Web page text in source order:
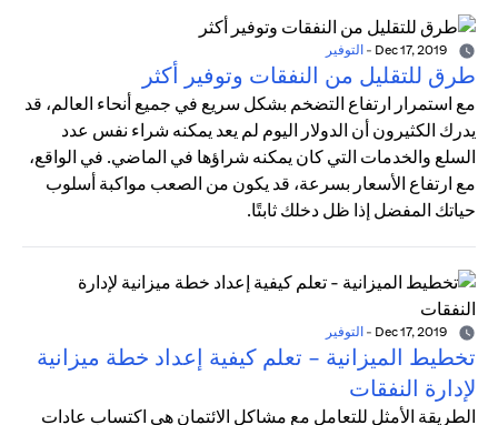
- التوفير
طرق للتقليل من النفقات وتوفير أكثر
مع استمرار ارتفاع التضخم بشكل سريع في جميع أنحاء العالم، قد
يدرك الكثيرون أن الدولار اليوم لم يعد يمكنه شراء نفس عدد
السلع والخدمات التي كان يمكنه شراؤها في الماضي. في الواقع،
مع ارتفاع الأسعار بسرعة، قد يكون من الصعب مواكبة أسلوب
حياتك المفضل إذا ظل دخلك ثابتًا.
- التوفير
تخطيط الميزانية - تعلم كيفية إعداد خطة ميزانية
لإدارة النفقات
الطريقة الأمثل للتعامل مع مشاكل الائتمان هي اكتساب عادات